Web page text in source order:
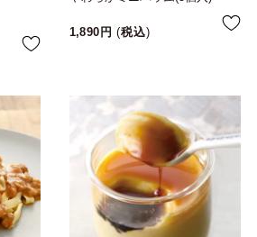
1,890 税込